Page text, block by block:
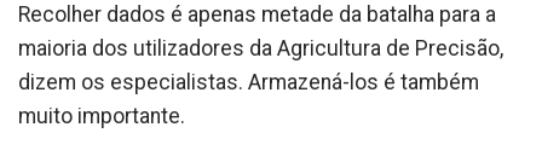
Recolher dados é apenas metade da batalha para a
maioria dos utilizadores da Agricultura de Precisão,
dizem os especialistas. Armazená-los é também
muito importante.